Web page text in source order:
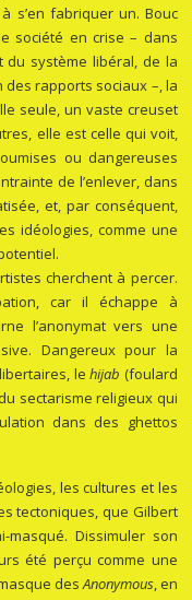
s’en fabriquer un. Bouc
société en crise – dans
du système libéral, de la
rapports sociaux –, la
seule, un vaste creuset
elle est celle qui voit,
ou dangereuses
de l’enlever, dans
et, par conséquent,
idéologies, comme une
cherchent à percer.
car il échappe à
l’anonymat vers une
Dangereux pour la
lehijab (foulard
sectarisme religieux qui
dans des ghettos
les cultures et les
tectoniques, que Gilbert
masqué. Dissimuler son
été perçu comme une
desAnonymous, en